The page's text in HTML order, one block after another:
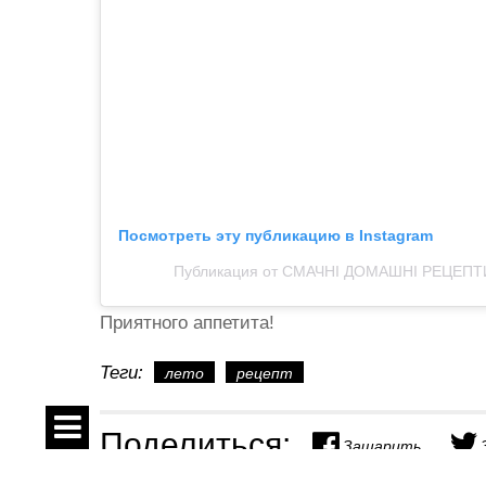
Посмотреть эту публикацию в Instagram
Публикация от СМАЧНІ ДОМАШНІ
Приятного аппетита!
Теги: лето рецепт
Поделиться: Зашарить